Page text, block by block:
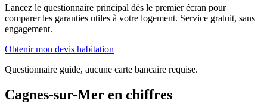
Lancez le questionnaire principal dès le premier écran pour
comparer les garanties utiles à votre logement. Service gratuit, sans
engagement.
Obtenir mon devis habitation
Questionnaire guide, aucune carte bancaire requise.
Cagnes-sur-Mer en chiffres